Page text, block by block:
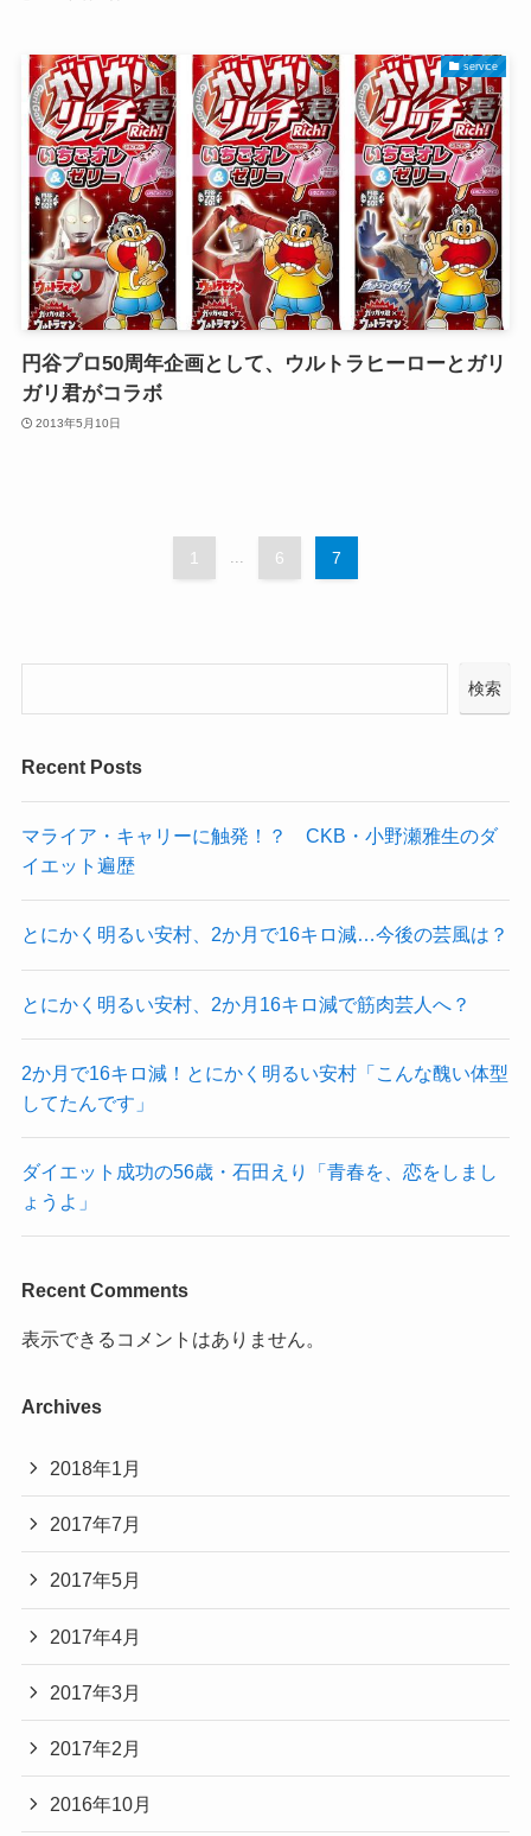
service
円谷プロ50周年企画として、ウルトラヒーローとガリ
ガリ君がコラボ
2013年5月10日
1 ... 6 7
検索
Recent Posts
マライア・キャリーに触発！？ CKB・小野瀬雅生のダ
イエット遍歴
とにかく明るい安村、2か月で16キロ減…今後の芸風は？
とにかく明るい安村、2か月16キロ減で筋肉芸人へ？
2か月で16キロ減！とにかく明るい安村「こんな醜い体型
してたんです」
ダイエット成功の56歳・石田えり「青春を、恋をしまし
ょうよ」
Recent Comments
表示できるコメントはありません。
Archives
2018年1月
2017年7月
2017年5月
2017年4月
2017年3月
2017年2月
2016年10月